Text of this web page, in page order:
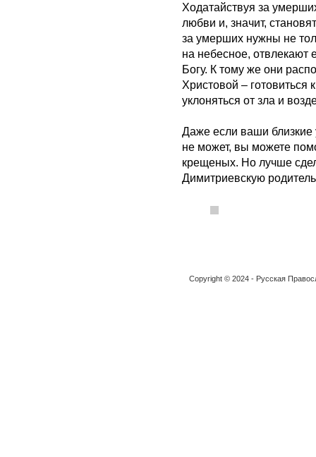
Ходатайствуя за
любви и, значит,
за умерших нужны не
на небесное, отвлекают
Богу. К тому же они
Христовой – готовиться
уклоняться от зла и
Даже если ваши
не может, вы можете
крещеных. Но лучше
Димитриевскую
Copyright © 2024 - Русская